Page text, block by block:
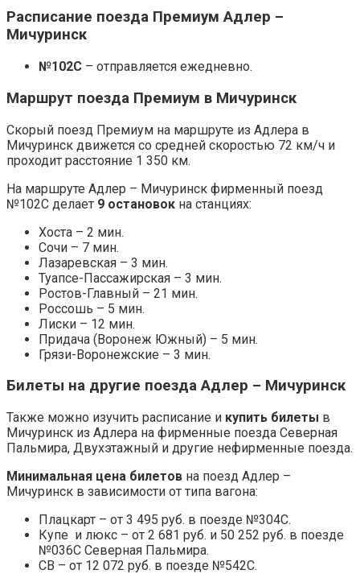
Расписание поезда Премиум Адлер –
Мичуринск
№102С – отправляется ежедневно.
Маршрут поезда Премиум в Мичуринск
Скорый поезд Премиум на маршруте из Адлера в
Мичуринск движется со средней скоростью 72 км/ч и
проходит расстояние 1 350 км.
На маршруте Адлер – Мичуринск фирменный поезд
№102С делает 9 остановок на станциях:
Хоста – 2 мин.
Сочи – 7 мин.
Лазаревская – 3 мин.
Туапсе-Пассажирская – 3 мин.
Ростов-Главный – 21 мин.
Россошь – 5 мин.
Лиски – 12 мин.
Придача (Воронеж Южный) – 5 мин.
Грязи-Воронежские – 3 мин.
Билеты на другие поезда Адлер – Мичуринск
Также можно изучить расписание и купить билеты в
Мичуринск из Адлера на фирменные поезда Северная
Пальмира, Двухэтажный и другие нефирменные поезда.
Минимальная цена билетов на поезд Адлер –
Мичуринск в зависимости от типа вагона:
Плацкарт – от 3 495 руб. в поезде №304С.
Купе и люкс – от 2 681 руб. и 50 252 руб. в поезде
№036С Северная Пальмира.
СВ – от 12 072 руб. в поезде №542С.